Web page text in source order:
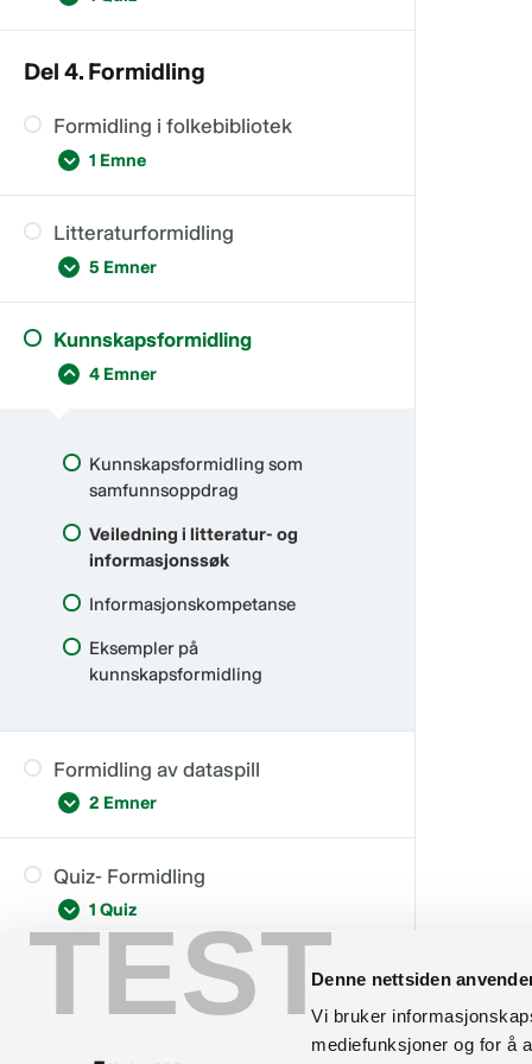
TESTDenne nettsiden
Vi bruker
mediefunksjoner og for å
Språkkafé i biblioteket
Quiz- Biblioteket som møtested og
Del 4. Formidling
Formidling i folkebibliotek
1 Emne
Formidlingsoppdraget
Litteraturformidling
5 Emner
Litteraturformidling som
samfunnsoppdrag
Bokkunnskaper
Samarbeid om formidling
Kunnskapsformidling
4 Emner
Kunnskapsformidling som
samfunnsoppdrag
Veiledning i litteratur- og
informasjonssøk
Informasjonskompetanse
Eksempler på
kunnskapsformidling
Formidling av dataspill
2 Emner
Forankring og tilrettelegging
Kompetanse og aktiviteter
Quiz- Formidling
1 Quiz
Quiz – Formidling
Del 5. Avslutning